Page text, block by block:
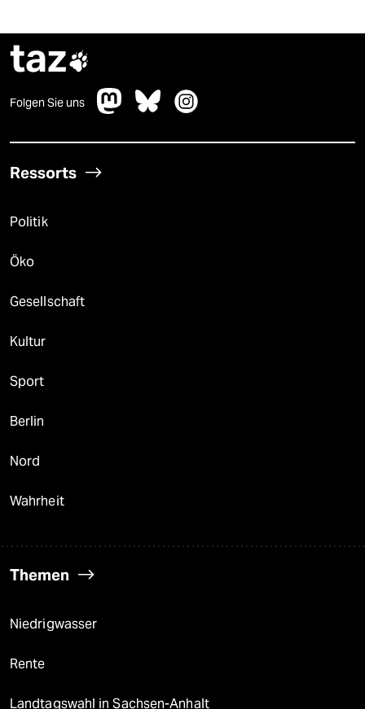
taz
Folgen Sie uns
Ressorts
Politik
Öko
Gesellschaft
Kultur
Sport
Berlin
Nord
Wahrheit
Themen
Niedrigwasser
Rente
Landtagswahl in Sachsen-Anhalt